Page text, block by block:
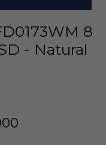
8
- Natural